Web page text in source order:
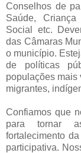
Conselhos de
Saúde,
Social etc.
das Câmaras
o município.
de políticas
populações mais
migrantes,
Confiamos que
para tornar
fortalecimento
participativa.